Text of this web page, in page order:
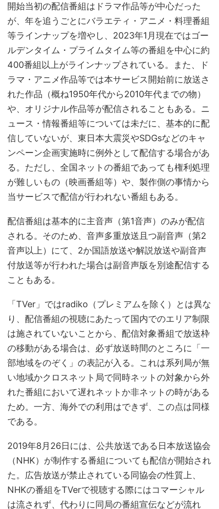
開始当初の配信番組はドラマ作品等が中心だった
が、年を追うごとにバラエティ・アニメ・料理番組
等ラインナップを増やし、2023年1月現在ではゴー
ルデンタイム・プライムタイム等の番組を中心に約
400番組以上がラインナップされている。また、ド
ラマ・アニメ作品等では本サービス開始前に放送さ
れた作品（概ね1950年代から2010年代までの物）
や、オリジナル作品等が配信されることもある。ニ
ュース・情報番組等については未だに、基本的に配
信していないが、東日本大震災やSDGsなどのキャ
ンペーン企画実施時に例外として配信する場合があ
る。ただし、全国ネットの番組であっても権利処理
が難しいもの（映画番組等）や、製作側の事情から
当サービスで配信が行われない番組もある。
配信番組は基本的に主音声（第1音声）のみが配信
される。そのため、音声多重放送且つ副音声（第2
音声以上）にて、2か国語放送や解説放送や副音声
付放送等が行われた場合は副音声版を別途配信する
こともある。
「TVer」ではradiko（プレミアムを除く）とは異な
り、配信番組の視聴にあたって国内でのエリア制限
は施されていないことから、配信対象番組で放送枠
の移動がある場合は、必ず放送時間のところに「一
部地域をのぞく」の表記が入る。これは系列局が無
い地域かクロスネット局で同時ネットの対象から外
れた番組において遅れネットか非ネットの時がある
ため。一方、海外での利用はできず、この点は同様
である。
2019年8月26日には、公共放送である日本放送協会
（NHK）が制作する番組についても配信が開始され
た。広告放送が禁止されている同協会の性質上、
NHKの番組をTVerで視聴する際にはコマーシャル
は流されず、代わりに同局の番組宣伝などが流れ